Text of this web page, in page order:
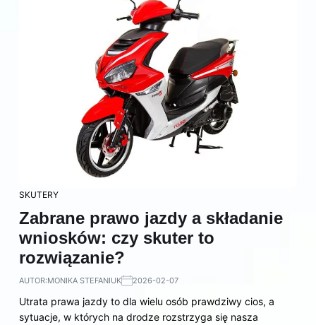
SKUTERY
Zabrane prawo jazdy a składanie
wniosków: czy skuter to
rozwiązanie?
AUTOR:MONIKA STEFANIUK 2026-02-07
Utrata prawa jazdy to dla wielu osób prawdziwy cios, a
sytuacje, w których na drodze rozstrzyga się nasza